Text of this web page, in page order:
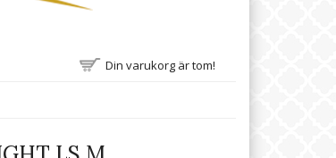
Din varukorg är tom!